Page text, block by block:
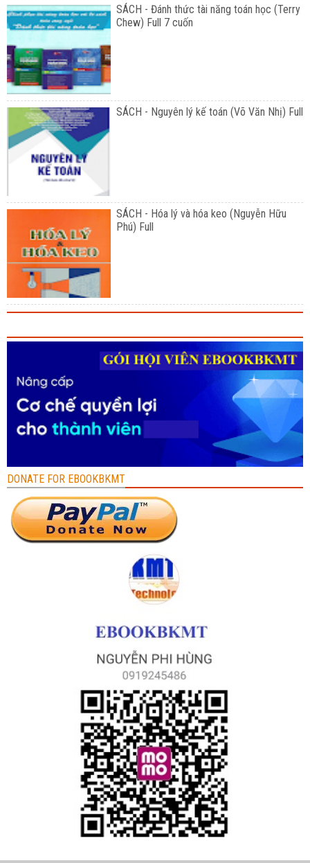
SÁCH - Đánh thức tài năng toán học (Terry
Chew) Full 7 cuốn
SÁCH - Nguyên lý kế toán (Võ Văn Nhị) Full
SÁCH - Hóa lý và hóa keo (Nguyễn Hữu
Phú) Full
DONATE FOR EBOOKBKMT